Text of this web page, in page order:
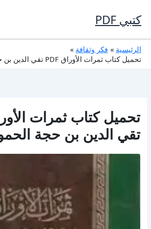
إلى
المحتوى
كتبي PDF
الرئيسية
فكر وثقافة
تحميل كتاب ثمرات الأوراق PDF تقي الدين بن حجة الحموي
تقي الدين بن حجة